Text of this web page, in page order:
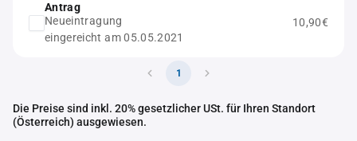
Antrag
Neueintragung
eingereicht am 05.05.2021
10,90€
1
Die Preise sind inkl. 20% gesetzlicher USt. für Ihren Standort
(Österreich) ausgewiesen.